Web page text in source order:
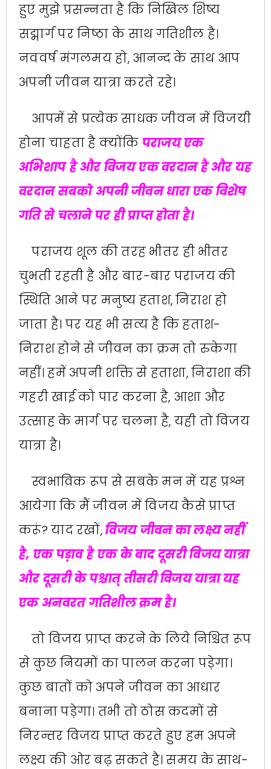
हुए मुझे प्रसन्नता है कि निखिल शिष्य
सद्मार्ग पर निष्ठा के साथ गतिशील है।
नववर्ष मंगलमय हो, आनन्द के साथ आप
अपनी जीवन यात्रा करते रहे।
आपमें से प्रत्येक साधक जीवन में विजयी
होना चाहता है क्योंकि पराजय एक
अभिशाप है और विजय एक वरदान है और यह
वरदान सबको अपनी जीवन धारा एक विशेष
गति से चलाने पर ही प्राप्त होता है।
पराजय शूल की तरह भीतर ही भीतर
चुभती रहती है और बार-बार पराजय की
स्थिति आने पर मनुष्य हताश, निराश हो
जाता है। पर यह भी सत्य है कि हताश-
निराश होने से जीवन का क्रम तो रुकेगा
नहीं। हमें अपनी शक्ति से हताशा, निराशा की
गहरी खाई को पार करना है, आशा और
उत्साह के मार्ग पर चलना है, यही तो विजय
यात्रा है।
स्वभाविक रूप से सबके मन में यह प्रश्न
आयेगा कि मैं जीवन में विजय कैसे प्राप्त
करूं? याद रखों,विजय जीवन का लक्ष्य नहीं
है, एक पड़ाव है एक के बाद दूसरी विजय यात्रा
और दूसरी के पश्चात्‌‍ तीसरी विजय यात्रा यह
एक अनवरत गतिशील क्रम है।
तो विजय प्राप्त करने के लिये निश्चित रूप
से कुछ नियमों का पालन करना पड़ेगा।
कुछ बातों को अपने जीवन का आधार
बनाना पड़ेगा। तभी तो ठोस कदमों से
निरन्तर विजय प्राप्त करते हुए हम अपने
लक्ष्य की ओर बढ़ सकते है। समय के साथ-